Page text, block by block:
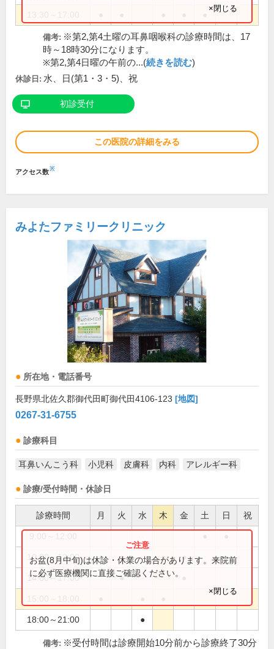
×閉じる
備考: ※第2,第4土曜の耳鼻咽喉科の診療時間は、17
時～18時30分になります。
※第2,第4日曜の午前の...(続きを読む)
休診日: 水、日(第1・3・5)、祝
初診受付
この医院の詳細をみる
アクセス数※
みよたファミリークリニック
所在地・電話番号
長野県北佐久郡御代田町御代田4106-123 [地図]
0267-31-6755
診療科目
耳鼻いんこう科 小児科 皮膚科 内科 アレルギー科
診療/受付時間・休診日
診療時間 月 火 水 木 金 土 日 祝
10:00～13:00 ● ● ● ●
14:00～17:00 ●
18:00～21:00 ●
お盆(8月中旬)は休診・休業の場合があります。来院前
に必ず医療機関に直接ご確認ください。
×閉じる
備考: ※受付時間は診療開始10分前から診療終了30分